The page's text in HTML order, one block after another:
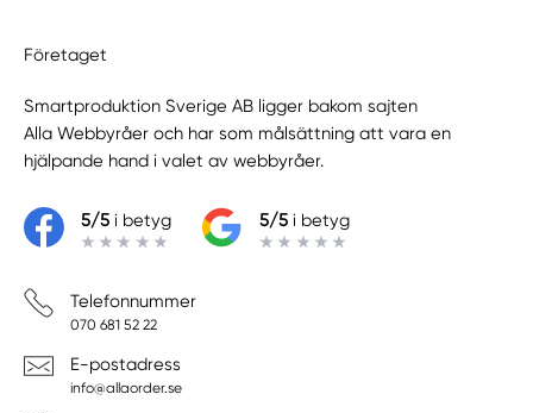
Företaget
Smartproduktion Sverige AB ligger bakom sajten
Alla Webbyråer och har som målsättning att vara en
hjälpande hand i valet av webbyråer.
5/5i betyg 5/5i betyg
Telefonnummer
070 681 52 22
E-postadress
info@allaorder.se